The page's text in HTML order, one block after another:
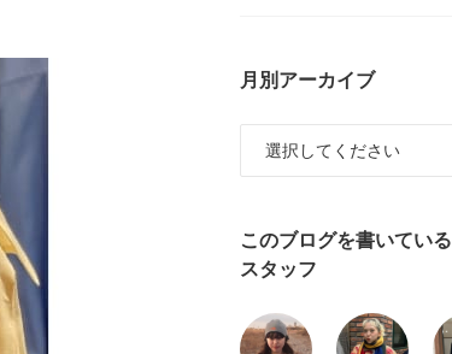
月別アーカイブ
このブログを書いている
スタッフ